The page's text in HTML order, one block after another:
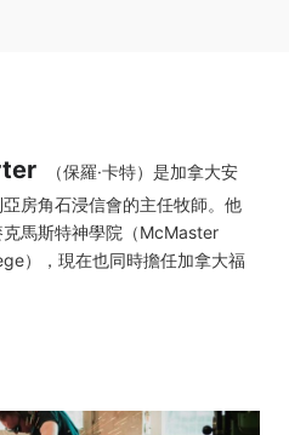
（保羅·卡特）是加拿大安
房角石浸信會的主任牧師。他
馬斯特神學院（McMaster
），現在也同時擔任加拿大福